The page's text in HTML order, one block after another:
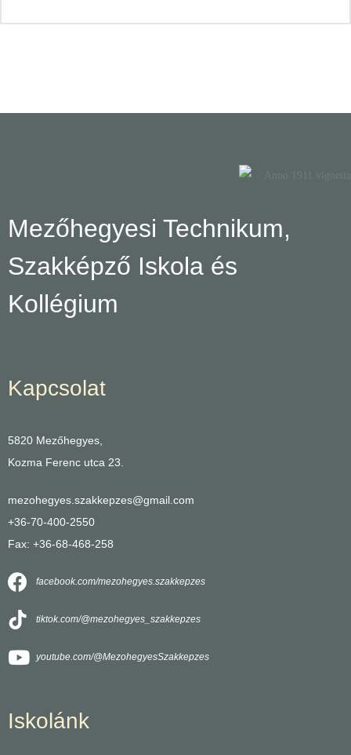
Mezőhegyesi Technikum,
Szakképző Iskola és
Kollégium
Kapcsolat
5820 Mezőhegyes,
Kozma Ferenc utca 23.
mezohegyes.szakkepzes@gmail.com
+36-70-400-2550
Fax: +36-68-468-258
facebook.com/mezohegyes.szakkepzes
tiktok.com/@mezohegyes_szakkepzes
youtube.com/@MezohegyesSzakkepzes
Iskolánk